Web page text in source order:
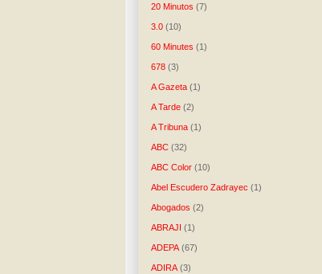
20 Minutos (7)
3.0 (10)
60 Minutes (1)
678 (3)
A Gazeta (1)
A Tarde (2)
A Tribuna (1)
ABC (32)
ABC Color (10)
Abel Escudero Zadrayec (1)
Abogados (2)
ABRAJI (1)
ADEPA (67)
ADIRA (3)